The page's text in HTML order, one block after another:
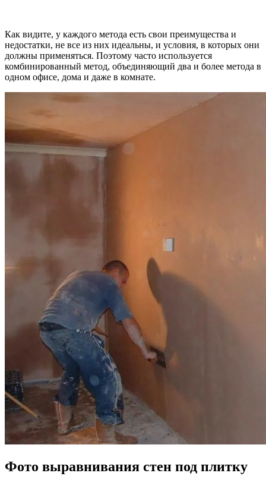
Как видите, у каждого метода есть свои преимущества и
недостатки, не все из них идеальны, и условия, в которых они
должны применяться. Поэтому часто используется
комбинированный метод, объединяющий два и более метода в
одном офисе, дома и даже в комнате.
Фото выравнивания стен под плитку